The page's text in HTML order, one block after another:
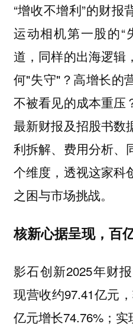
“增收不增利”的财报
运动相机第一股的“
道，同样的出海逻辑
何"失守"？高增长的
不被看见的成本重压
最新财报及招股书数
利拆解、费用分析、
个维度，透视这家科
之困与市场挑战。
核新心据呈现，百
影石创新2025年财
现营收约97.41亿元
亿元增长74.76%；